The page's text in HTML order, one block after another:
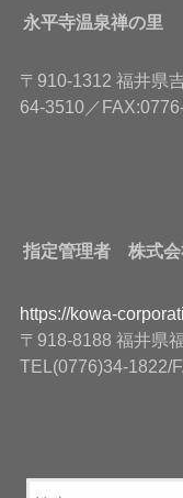
永平寺温泉禅の里
〒910-1312 福井県
64-3510／
指定管理者 株式会
https://kowa-
〒918-8188 福井県
TEL(0776)34-1822/